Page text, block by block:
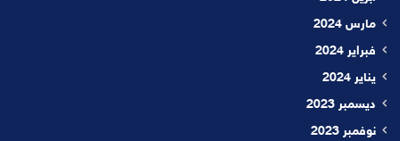
مارس 2024
فبراير 2024
يناير 2024
ديسمبر 2023
نوفمبر 2023